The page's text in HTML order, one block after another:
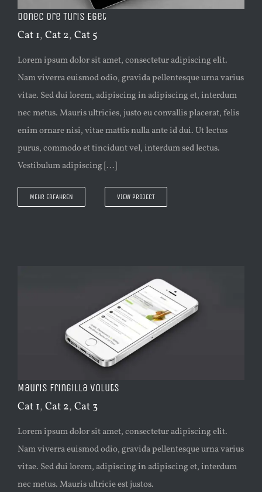
Donec Ore Turis Eget
Cat 1, Cat 2, Cat 5
Lorem ipsum dolor sit amet, consectetur adipiscing elit.
Nam viverra euismod odio, gravida pellentesque urna varius
vitae. Sed dui lorem, adipiscing in adipiscing et, interdum
nec metus. Mauris ultricies, justo eu convallis placerat, felis
enim ornare nisi, vitae mattis nulla ante id dui. Ut lectus
purus, commodo et tincidunt vel, interdum sed lectus.
Vestibulum adipiscing [...]
MEHR ERFAHREN VIEW PROJECT
Mauris Fringilla Voluts
Cat 1, Cat 2, Cat 3
Lorem ipsum dolor sit amet, consectetur adipiscing elit.
Nam viverra euismod odio, gravida pellentesque urna varius
vitae. Sed dui lorem, adipiscing in adipiscing et, interdum
nec metus. Mauris ultricie est justos.